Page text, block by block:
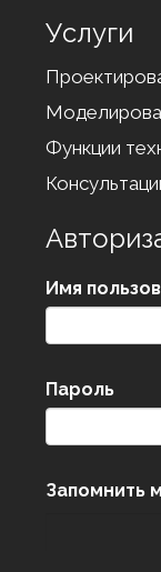
Услуги
Функции
Имя
Пароль
Запомнить